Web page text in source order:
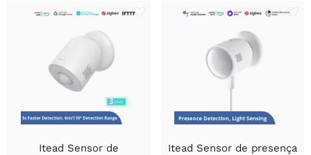
Itead Sensor de
Itead Sensor de presença